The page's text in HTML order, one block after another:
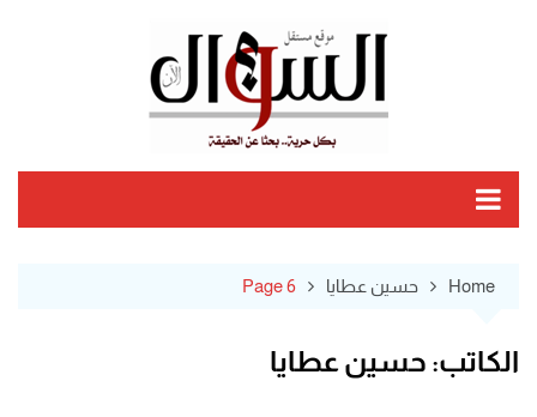
Home حسين عطايا Page 6
الكاتب: حسين عطايا